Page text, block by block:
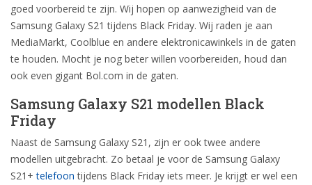
goed voorbereid te zijn. Wij hopen op aanwezigheid van de
Samsung Galaxy S21 tijdens Black Friday. Wij raden je aan
MediaMarkt, Coolblue en andere elektronicawinkels in de gaten
te houden. Mocht je nog beter willen voorbereiden, houd dan
ook even gigant Bol.com in de gaten.
Samsung Galaxy S21 modellen Black
Friday
Naast de Samsung Galaxy S21, zijn er ook twee andere
modellen uitgebracht. Zo betaal je voor de Samsung Galaxy
S21+telefoon tijdens Black Friday iets meer. Je krijgt er wel een